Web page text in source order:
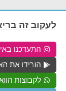
לעקוב זה
התעדכנו
הורידו את
לקבוצות